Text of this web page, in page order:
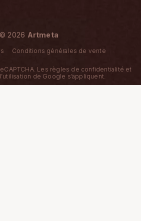
© 2026 Artmeta
Conditions générales de vente
Les règles de confidentialité et
de Google s’appliquent.